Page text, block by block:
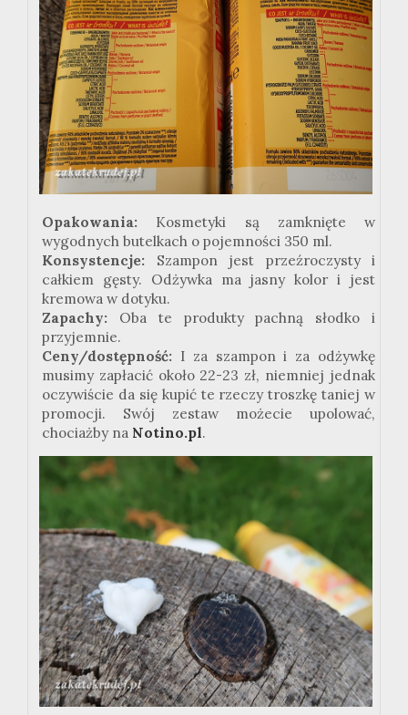
Opakowania: Kosmetyki są zamknięte w
wygodnych butelkach o pojemności 350 ml.
Konsystencje: Szampon jest przeźroczysty i
całkiem gęsty. Odżywka ma jasny kolor i jest
kremowa w dotyku.
Zapachy: Oba te produkty pachną słodko i
przyjemnie.
Ceny/dostępność: I za szampon i za odżywkę
musimy zapłacić około 22-23 zł, niemniej jednak
oczywiście da się kupić te rzeczy troszkę taniej w
promocji. Swój zestaw możecie upolować,
chociażby na Notino.pl.